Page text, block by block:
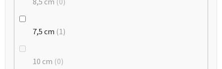
7,5 cm 1
10 cm 0